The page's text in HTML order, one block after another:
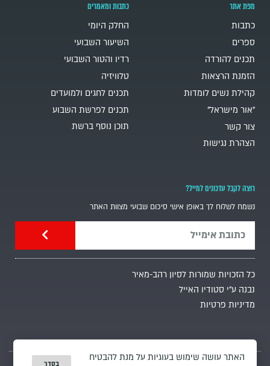
מפת אתר
כתבות
ספרים
תכנים להורדה
הזמנת הרצאות
קהילת נשים לומדות
"אור מישראל"
צור קשר
הצהרת נגישות
כתבות ומאמרים
החלק היומי
השיעור השבועי
רדיו והטור השבועי
טלוויזיה
תכנים לחגים ולמועדים
תכנים לפרשת השבוע
תוכן נוסף ברשת
רוצה לקבל עדכונים למייל?
נשמח לשלוח לך באופן אישי סיכום שבועי מצוות האתר
כל הזכויות שמורות לסיון רהב-מאיר
נבנה ע"י סטודיו האייל
מדיניות פרטיות
האתר עושה שימוש בעוגיות על מנת להבטיח
בסדר